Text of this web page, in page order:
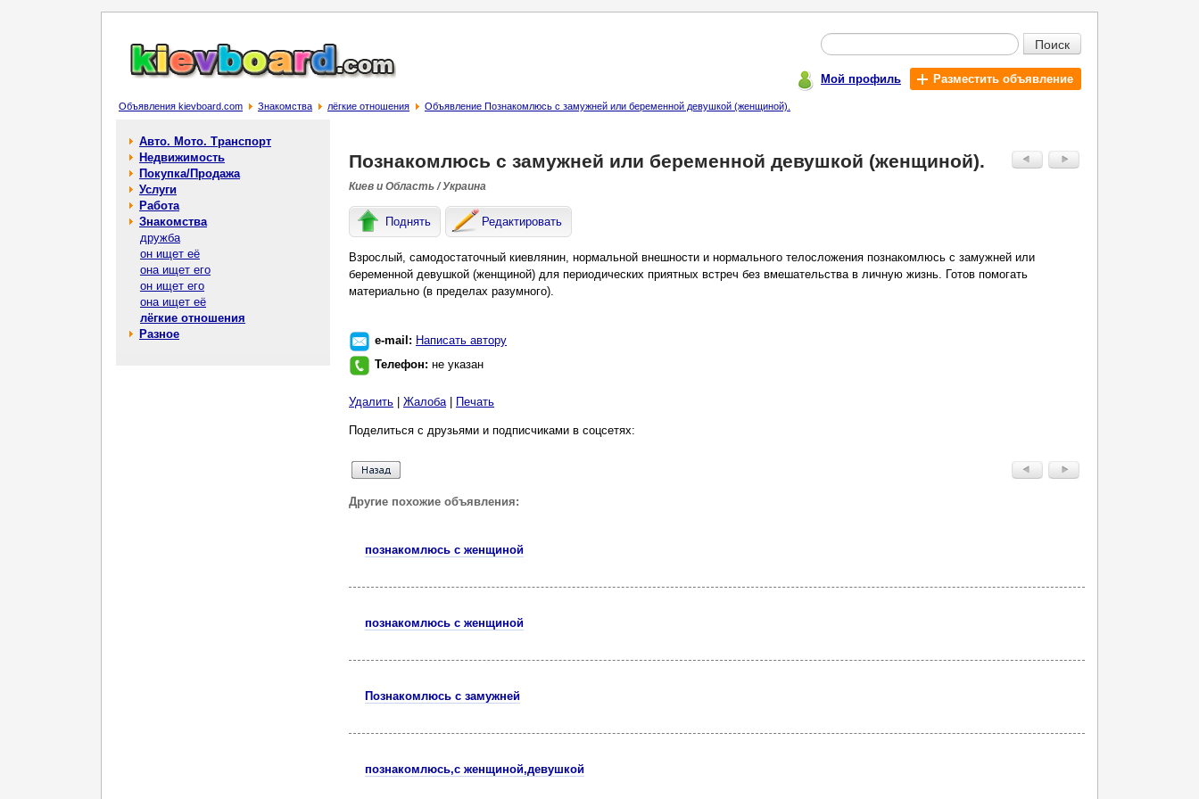
Поиск
Мой профиль Разместить объявление
Объявления kievboard.com Знакомства лёгкие отношения Объявление Познакомлюсь с замужней или беременной девушкой (женщиной).
Авто. Мото. Транспорт
Недвижимость
Покупка/Продажа
Услуги
Работа
Знакомства
дружба
он ищет её
она ищет его
он ищет его
она ищет её
лёгкие отношения
Разное
Познакомлюсь с замужней или беременной девушкой (женщиной).
Киев и Область / Украина
Поднять Редактировать
Взрослый, самодостаточный киевлянин, нормальной внешности и нормального телосложения познакомлюсь с замужней или
беременной девушкой (женщиной) для периодических приятных встреч без вмешательства в личную жизнь. Готов помогать
материально (в пределах разумного).
e-mail: Написать автору
Телефон: не указан
Удалить Жалоба| Печать
Поделиться с друзьями и подписчиками в соцсетях:
Другие похожие объявления:
познакомлюсь с женщиной
познакомлюсь с женщиной
Познакомлюсь с замужней
познакомлюсь,с женщиной,девушкой